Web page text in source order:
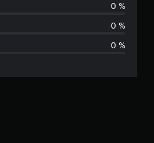
f
0 %
0 %
0 %